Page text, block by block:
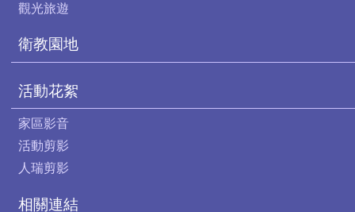
觀光旅遊
衛教園地
活動花絮
家區影音
活動剪影
人瑞剪影
相關連結